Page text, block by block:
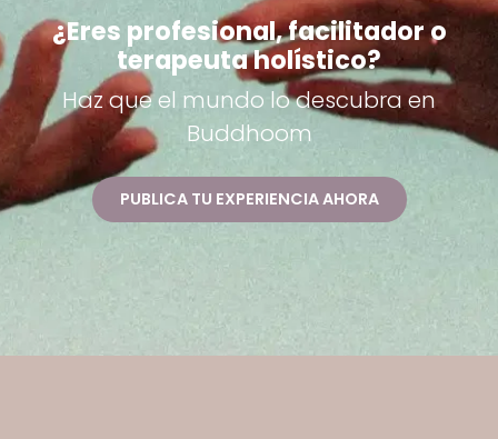
¿Eres profesional, facilitador o
terapeuta holístico?
Haz que el mundo lo descubra en
Buddhoom
PUBLICA TU EXPERIENCIA AHORA